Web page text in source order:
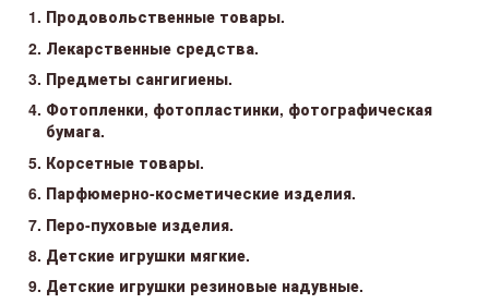
Продовольственные товары.
Лекарственные средства.
Предметы сангигиены.
Фотопленки, фотопластинки, фотографическая
бумага.
Корсетные товары.
Парфюмерно-косметические изделия.
Перо-пуховые изделия.
Детские игрушки мягкие.
Детские игрушки резиновые надувные.